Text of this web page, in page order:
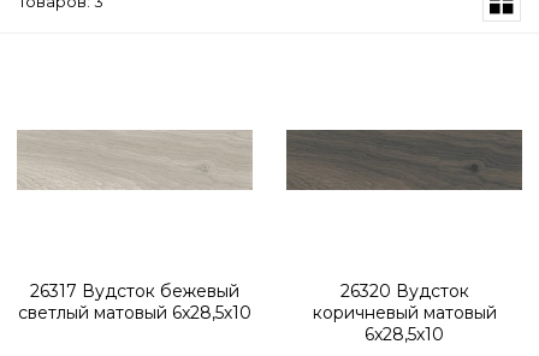
26317 Вудсток бежевый
светлый матовый 6x28,5х10
26320 Вудсток
коричневый матовый
6x28,5х10